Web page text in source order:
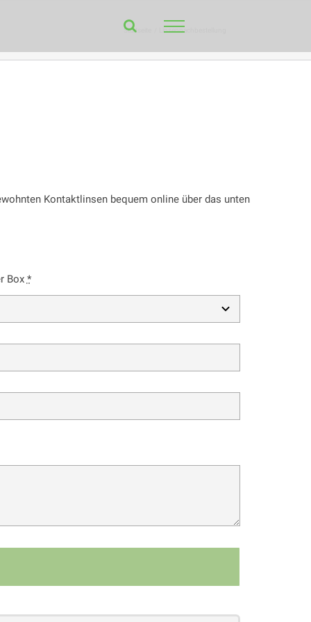
Startseite Linsennachbestellung
Kontaktlinsen bequem online über das unten
Box *